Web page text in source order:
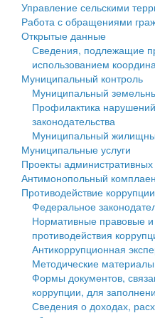
Антимонопольный
Противодействие
Муниципальные
Контрольно-счетная
Персональные данные
Оценка регулирующего
Деятельность МУ
Нормативы
Правила
Генеральные планы
Проекты планировки
Собрание депутатов
Городское поселение
Управление сельскими
Работа с обращениями
Открытые данные
Сведения, подлежащие
использованием
Муниципальный контроль
Муниципальный
Профилактика
законодательства
Муниципальный
Муниципальные услуги
Проекты
Антимонопольный
Противодействие коррупции
Федеральное
Нормативные правовые
противодействия
Антикоррупционная
Методические материалы
Формы документов,
коррупции, для
Сведения о доходах,